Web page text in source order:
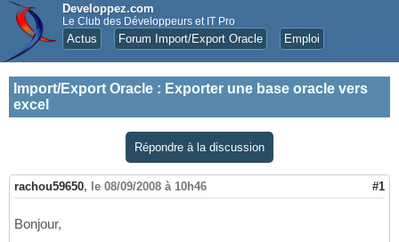
Developpez.com
Le Club des Développeurs et IT Pro
Actus Forum Import/Export Oracle Emploi
Import/Export Oracle : Exporter une base oracle vers
excel
Répondre à la discussion
rachou59650, le 08/09/2008 à 10h46 #1
Bonjour,